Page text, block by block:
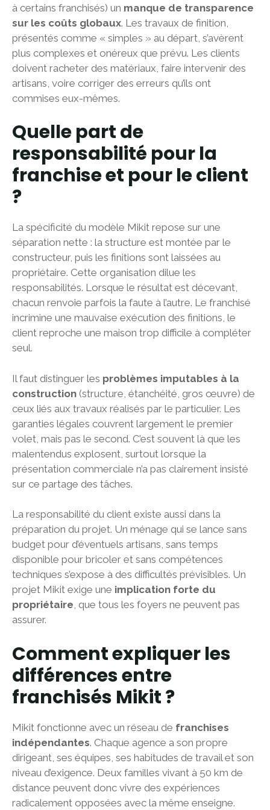
à certains franchisés) un manque de transparence
sur les coûts globaux. Les travaux de finition,
présentés comme « simples » au départ, s’avèrent
plus complexes et onéreux que prévu. Les clients
doivent racheter des matériaux, faire intervenir des
artisans, voire corriger des erreurs qu’ils ont
commises eux-mêmes.
Quelle part de
responsabilité pour la
franchise et pour le client
?
La spécificité du modèle Mikit repose sur une
séparation nette : la structure est montée par le
constructeur, puis les finitions sont laissées au
propriétaire. Cette organisation dilue les
responsabilités. Lorsque le résultat est décevant,
chacun renvoie parfois la faute à l’autre. Le franchisé
incrimine une mauvaise exécution des finitions, le
client reproche une maison trop difficile à compléter
seul.
Il faut distinguer les problèmes imputables à la
construction (structure, étanchéité, gros œuvre) de
ceux liés aux travaux réalisés par le particulier. Les
garanties légales couvrent largement le premier
volet, mais pas le second. C’est souvent là que les
malentendus explosent, surtout lorsque la
présentation commerciale n’a pas clairement insisté
sur ce partage des tâches.
La responsabilité du client existe aussi dans la
préparation du projet. Un ménage qui se lance sans
budget pour d’éventuels artisans, sans temps
disponible pour bricoler et sans compétences
techniques s’expose à des difficultés prévisibles. Un
projet Mikit exige une implication forte du
propriétaire, que tous les foyers ne peuvent pas
assurer.
Comment expliquer les
différences entre
franchisés Mikit ?
Mikit fonctionne avec un réseau de franchises
indépendantes. Chaque agence a son propre
dirigeant, ses équipes, ses habitudes de travail et son
niveau d’exigence. Deux familles vivant à 50 km de
distance peuvent donc vivre des expériences
radicalement opposées avec la même enseigne.